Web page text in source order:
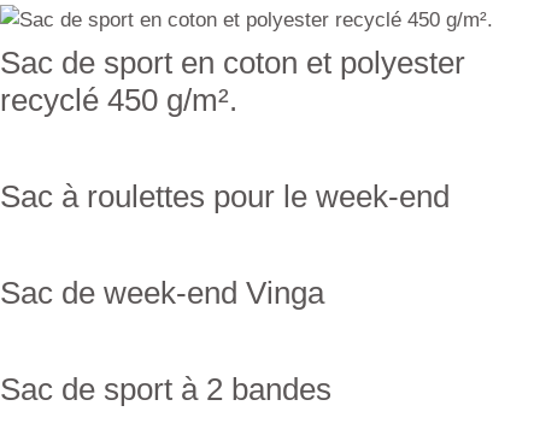
Sac de sport en coton et polyester
recyclé 450 g/m².
Sac à roulettes pour le week-end
Sac de week-end Vinga
Sac de sport à 2 bandes